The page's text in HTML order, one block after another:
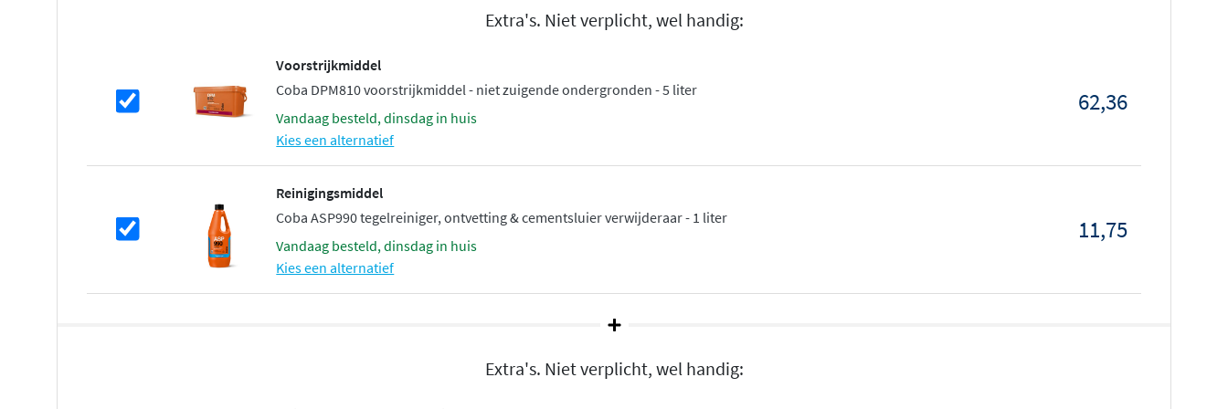
Extra's. Niet verplicht, wel handig:
Voorstrijkmiddel
Coba DPM810 voorstrijkmiddel - niet zuigende ondergronden - 5 liter
vandaag besteld, dinsdag in huis
Kies een alternatief
62,36
Reinigingsmiddel
Coba ASP990 tegelreiniger, ontvetting & cementsluier verwijderaar - 1 liter
vandaag besteld, dinsdag in huis
Kies een alternatief
11,75
Extra's. Niet verplicht, wel handig: